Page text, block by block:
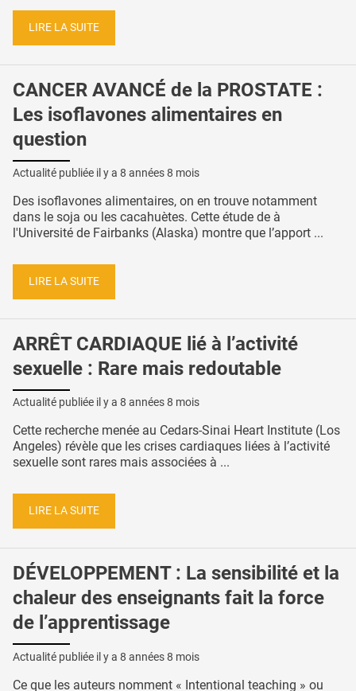
LIRE LA SUITE
CANCER AVANCÉ de la PROSTATE :
Les isoflavones alimentaires en
question
Actualité publiée il y a 8 années 8 mois
Des isoflavones alimentaires, on en trouve notamment
dans le soja ou les cacahuètes. Cette étude de à
l'Université de Fairbanks (Alaska) montre que l’apport ...
LIRE LA SUITE
ARRÊT CARDIAQUE lié à l’activité
sexuelle : Rare mais redoutable
Actualité publiée il y a 8 années 8 mois
Cette recherche menée au Cedars-Sinai Heart Institute (Los
Angeles) révèle que les crises cardiaques liées à l’activité
sexuelle sont rares mais associées à ...
LIRE LA SUITE
DÉVELOPPEMENT : La sensibilité et la
chaleur des enseignants fait la force
de l’apprentissage
Actualité publiée il y a 8 années 8 mois
Ce que les auteurs nomment « Intentional teaching » ou